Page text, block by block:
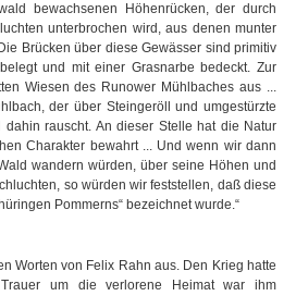
bewachsenen Höhenrücken, der durch
unterbrochen wird, aus denen munter
Brücken über diese Gewässer sind primitiv
und mit einer Grasnarbe bedeckt. Zur
Wiesen des Runower Mühlbaches aus ...
der über Steingeröll und umgestürzte
dahin rauscht. An dieser Stelle hat die Natur
Charakter bewahrt ... Und wenn wir dann
wandern würden, über seine Höhen und
so würden wir feststellen, daß diese
Pommerns“ bezeichnet wurde.“
Worten von Felix Rahn aus. Den Krieg hatte
um die verlorene Heimat war ihm